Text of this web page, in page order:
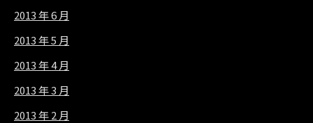
2013 年 6 月
2013 年 5 月
2013 年 4 月
2013 年 3 月
2013 年 2 月